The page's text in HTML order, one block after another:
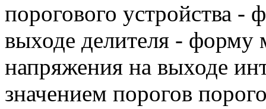
порогового устройства -
выходе делителя - форму
напряжения на выходе
значением порогов